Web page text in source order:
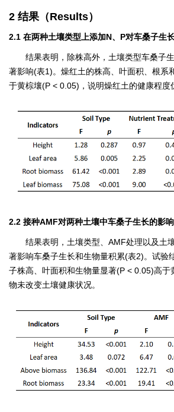
2 结果（Results）
2.1 在两种土壤类型上添加N、P对车桑子生
结果表明，除株高外，土壤类型车桑子
著影响(表1)。燥红土的株高、叶面积、根系
于黄棕壤(P < 0.05)，说明燥红土的健康程度
2.2 接种AMF对两种土壤中车桑子生长的影响
结果表明，土壤类型、AMF处理以及土
著影响车桑子生长和生物量积累(表2)。试验
子株高、叶面积和生物量显著(P < 0.05)高于
物未改变土壤健康状况。